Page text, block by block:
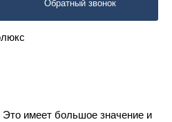
Обратный звонок
имеет большое значение и